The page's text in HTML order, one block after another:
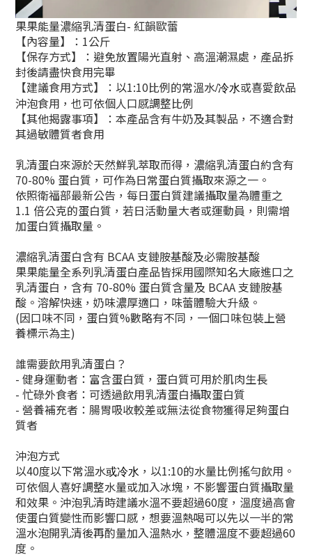
果果能量濃縮乳清蛋白- 紅韻歐蕾
【內容量】：1公斤
【保存方式】：避免放置陽光直射、高溫潮濕處，產品拆
封後請盡快食用完畢
【建議食用方式】：以1:10比例的常溫水/冷水或喜愛飲品
沖泡食用，也可依個人口感調整比例
【其他揭露事項】：本產品含有牛奶及其製品，不適合對
其過敏體質者食用
乳清蛋白來源於天然鮮乳萃取而得，濃縮乳清蛋白約含有
70-80% 蛋白質，可作為日常蛋白質攝取來源之一。
依照衛福部最新公告，每日蛋白質建議攝取量為體重之
1.1 倍公克的蛋白質，若日活動量大者或運動員，則需增
加蛋白質攝取量。
濃縮乳清蛋白含有 BCAA 支鏈胺基酸及必需胺基酸
果果能量全系列乳清蛋白產品皆採用國際知名大廠進口之
乳清蛋白，含有 70-80% 蛋白質含量及 BCAA 支鏈胺基
酸。溶解快速，奶味濃厚適口，味蕾體驗大升級。
(因口味不同，蛋白質%數略有不同，一個口味包裝上營
養標示為主)
誰需要飲用乳清蛋白？
- 健身運動者：富含蛋白質，蛋白質可用於肌肉生長
- 忙碌外食者：可透過飲用乳清蛋白攝取蛋白質
- 營養補充者：腸胃吸收較差或無法從食物獲得足夠蛋白
質者
沖泡方式
以40度以下常溫水或冷水 ，以1:10的水量比例搖勻飲用。
可依個人喜好調整水量或加入冰塊，不影響蛋白質攝取量
和效果。沖泡乳清時建議水溫不要超過60度，溫度過高會
使蛋白質變性而影響口感，想要溫熱喝可以先以一半的常
溫水泡開乳清後再酌量加入溫熱水，整體溫度不要超過60
度。